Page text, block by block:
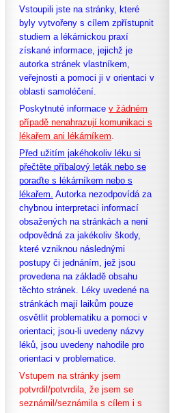
Vstoupili jste na stránky, které
byly vytvořeny s cílem zpřístupnit
studiem a lékárnickou praxí
získané informace, jejichž je
autorka stránek vlastníkem,
veřejnosti a pomoci ji v orientaci v
oblasti samoléčení.
Poskytnuté informace v žádném
případě nenahrazují komunikaci s
lékařem ani lékárníkem.
Před užitím jakéhokoliv léku si
přečtěte příbalový leták nebo se
poraďte s lékárníkem nebo s
lékařem. Autorka nezodpovídá za
chybnou interpretaci informací
obsažených na stránkách a není
odpovědná za jakékoliv škody,
které vzniknou následnými
postupy či jednáním, jež jsou
provedena na základě obsahu
těchto stránek. Léky uvedené na
stránkách mají laikům pouze
osvětlit problematiku a pomoci v
orientaci; jsou-li uvedeny názvy
léků, jsou uvedeny nahodile pro
orientaci v problematice.
Vstupem na stránky jsem
potvrdil/potvrdila, že jsem se
seznámil/seznámila s cílem i s